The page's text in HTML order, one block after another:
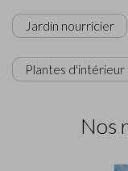
Jardin nourricier
Plantes d'intérieur
Nos